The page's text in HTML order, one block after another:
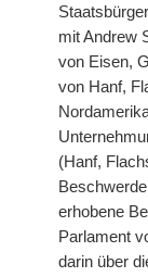
mit Andrew
von Eisen,
von Hanf,
(Hanf,
erhobene
Parlament
darin über